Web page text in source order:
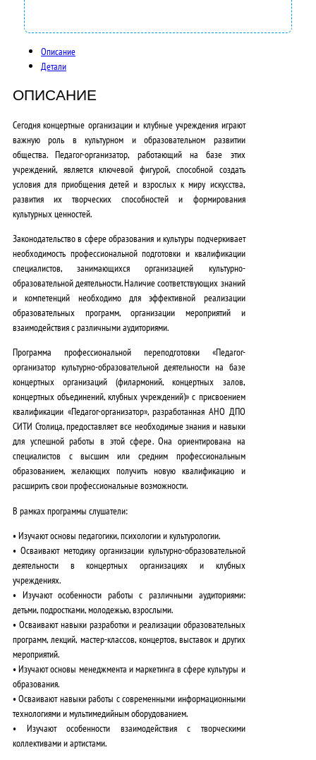
3
5
0
0
,
0
0
₽
.
Описание
Детали
ОПИСАНИЕ
Сегодня концертные организации и клубные учреждения играют
важную роль в культурном и образовательном развитии
общества.Педагог-организатор, работающий на базе этих
учреждений, является ключевой фигурой, способной создать
условия для приобщения детей и взрослых к миру искусства,
развития их творческих способностей и формирования
культурных ценностей.
Законодательство в сфере образования и культуры подчеркивает
необходимость профессиональной подготовки и квалификации
специалистов, занимающихся организацией культурно-
образовательной деятельности. Наличие соответствующих знаний
и компетенций необходимо для эффективной реализации
образовательных программ, организации мероприятий и
взаимодействия с различными аудиториями.
Программа профессиональной переподготовки «Педагог-
организатор культурно-образовательной деятельности на базе
концертных организаций (филармоний, концертных залов,
концертных объединений, клубных учреждений)» с присвоением
квалификации «Педагог-организатор», разработанная АНО ДПО
СИТИ Столица,предоставляет все необходимые знания и навыки
для успешной работы в этой сфере. Она ориентирована на
специалистов с высшим или средним профессиональным
образованием, желающих получить новую квалификацию и
расширить свои профессиональные возможности.
В рамках программы слушатели:
• Изучают основы педагогики, психологии и культурологии.
• Осваивают методику организации культурно-образовательной
деятельности в концертных организациях и клубных
учреждениях.
• Изучают особенности работы с различными аудиториями:
детьми, подростками, молодежью, взрослыми.
• Осваивают навыки разработки и реализации образовательных
программ, лекций, мастер-классов, концертов, выставок и других
мероприятий.
• Изучают основы менеджмента и маркетинга в сфере культуры и
образования.
• Осваивают навыки работы с современными информационными
технологиями и мультимедийным оборудованием.
• Изучают особенности взаимодействия с творческими
коллективами и артистами.